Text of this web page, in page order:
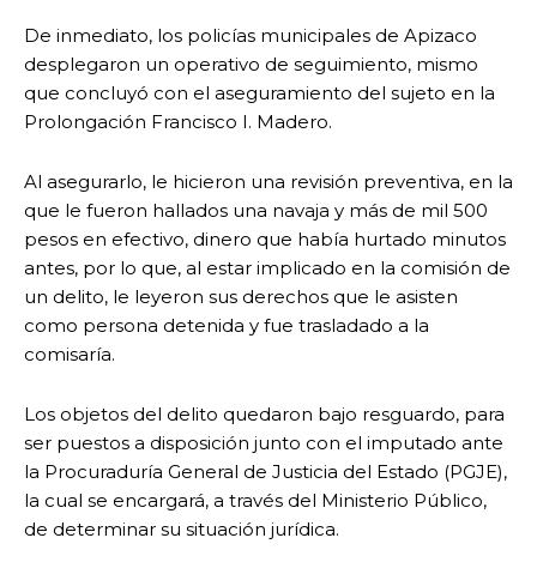
De inmediato, los policías municipales de Apizaco
desplegaron un operativo de seguimiento, mismo
que concluyó con el aseguramiento del sujeto en la
Prolongación Francisco I. Madero.
Al asegurarlo, le hicieron una revisión preventiva, en la
que le fueron hallados una navaja y más de mil 500
pesos en efectivo, dinero que había hurtado minutos
antes, por lo que, al estar implicado en la comisión de
un delito, le leyeron sus derechos que le asisten
como persona detenida y fue trasladado a la
comisaría.
Los objetos del delito quedaron bajo resguardo, para
ser puestos a disposición junto con el imputado ante
la Procuraduría General de Justicia del Estado (PGJE),
la cual se encargará, a través del Ministerio Público,
de determinar su situación jurídica.